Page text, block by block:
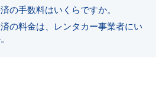
の手数料はいくらですか。
の料金は、レンタカー事業者にい